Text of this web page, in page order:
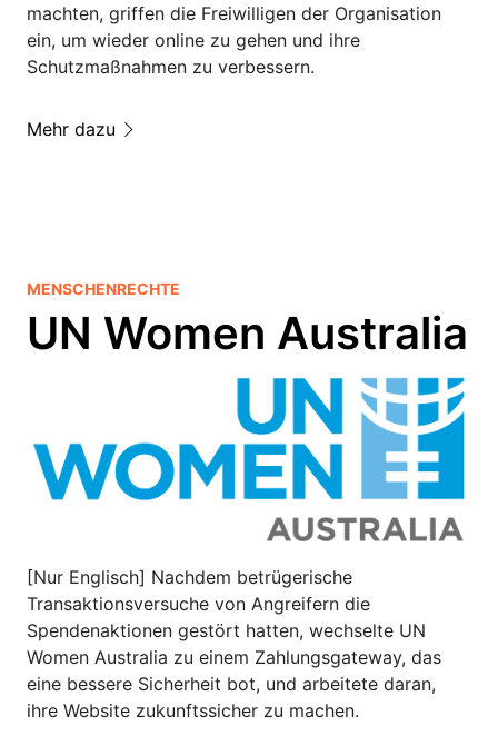
machten, griffen die Freiwilligen der Organisation
ein, um wieder online zu gehen und ihre
Schutzmaßnahmen zu verbessern.
Mehr dazu
MENSCHENRECHTE
UN Women Australia
[Nur Englisch] Nachdem betrügerische
Transaktionsversuche von Angreifern die
Spendenaktionen gestört hatten, wechselte UN
Women Australia zu einem Zahlungsgateway, das
eine bessere Sicherheit bot, und arbeitete daran,
ihre Website zukunftssicher zu machen.